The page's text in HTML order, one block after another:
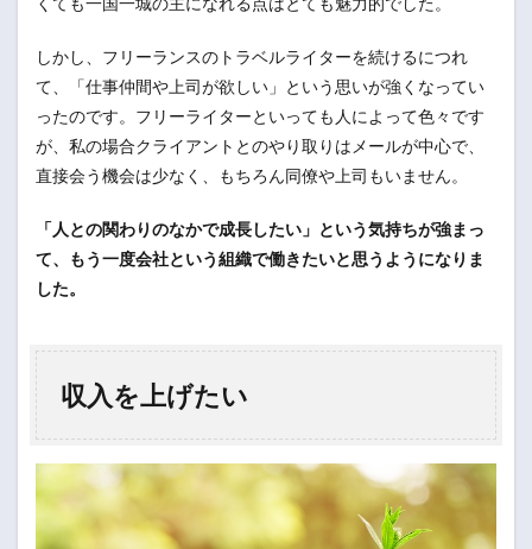
しかし、フリーランスのトラベルライターを続けるにつれ
て、「仕事仲間や上司が欲しい」という思いが強くなってい
ったのです。フリーライターといっても人によって色々です
が、私の場合クライアントとのやり取りはメールが中心で、
直接会う機会は少なく、もちろん同僚や上司もいません。
「人との関わりのなかで成長したい」という気持ちが強まっ
て、もう一度会社という組織で働きたいと思うようになりま
した。
収入を上げたい